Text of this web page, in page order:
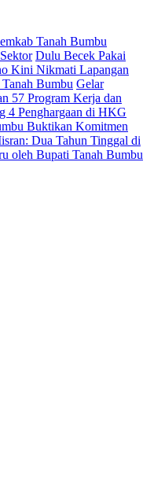
Tanah Bumbu
Dulu Becek Pakai
Kini Nikmati Lapangan
Bumbu Gelar
57 Program Kerja dan
4 Penghargaan di HKG
Buktikan Komitmen
Dua Tahun Tinggal di
oleh Bupati Tanah Bumbu